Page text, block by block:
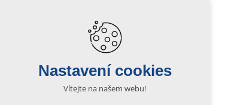
Nastavení cookies
Vítejte na našem webu!